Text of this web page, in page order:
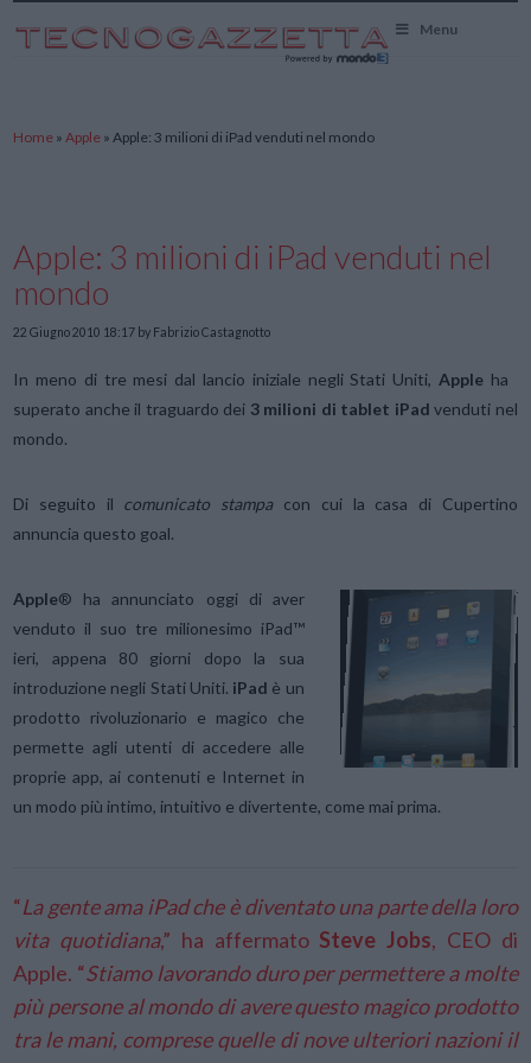
Menu
Home »Apple »Apple: 3 milioni di iPad venduti nel mondo
Apple: 3 milioni di iPad venduti nel
mondo
22 Giugno 2010 18:17 by Fabrizio Castagnotto
In meno di tre mesi dal lancio iniziale negli Stati Uniti, Apple ha
superato anche il traguardo dei 3 milioni di tablet iPad venduti nel
mondo.
Di seguito il comunicato stampa con cui la casa di Cupertino
annuncia questo goal.
Apple® ha annunciato oggi di aver
venduto il suo tre milionesimo iPad™
ieri, appena 80 giorni dopo la sua
introduzione negli Stati Uniti. iPad è un
prodotto rivoluzionario e magico che
permette agli utenti di accedere alle
proprie app, ai contenuti e Internet in
un modo più intimo, intuitivo e divertente, come mai prima.
“La gente ama iPad che è diventato una parte della loro
vita quotidiana,” ha affermato Steve Jobs, CEO di
Apple. “Stiamo lavorando duro per permettere a molte
più persone al mondo di avere questo magico prodotto
tra le mani, comprese quelle di nove ulteriori nazioni il